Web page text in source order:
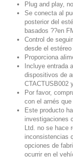
Plug and play,
Se conecta al
posterior del
basados ??en
Control de
desde el
Proporciona
Incluye entrada
dispositivos de
CTACTUSB002
Por favor,
con el arnés
Este producto
investigaciones
Ltd. no se hace
inconsistencias
opciones de
ocurrir en el